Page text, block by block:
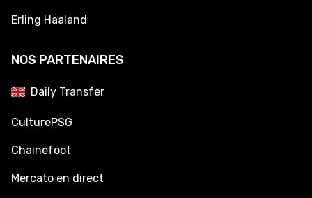
Erling Haaland
NOS PARTENAIRES
Daily Transfer
CulturePSG
Chainefoot
Mercato en direct